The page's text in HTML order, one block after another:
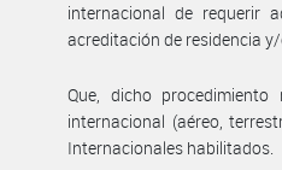
internacional de requerir
acreditación de residencia
Que, dicho
internacional (aéreo,
Internacionales habilitados.